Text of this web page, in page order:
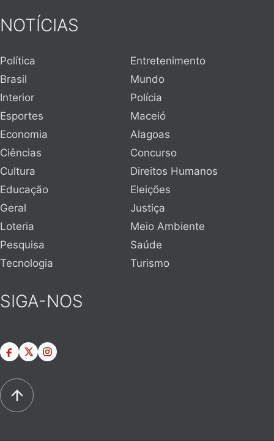
NOTÍCIAS
Política
Entretenimento
Brasil
Mundo
Interior
Polícia
Esportes
Maceió
Economia
Alagoas
Ciências
Concurso
Cultura
Direitos Humanos
Educação
Eleições
Geral
Justiça
Loteria
Meio Ambiente
Pesquisa
Saúde
Tecnologia
Turismo
SIGA-NOS